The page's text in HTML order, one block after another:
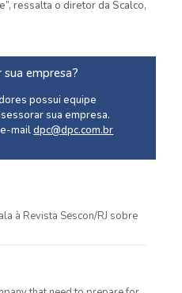
ressalta o diretor da Scalco,
empresa?
possui equipe
sua empresa.
e-maildpc@dpc.com.br
à Revista Sescon/RJ sobre